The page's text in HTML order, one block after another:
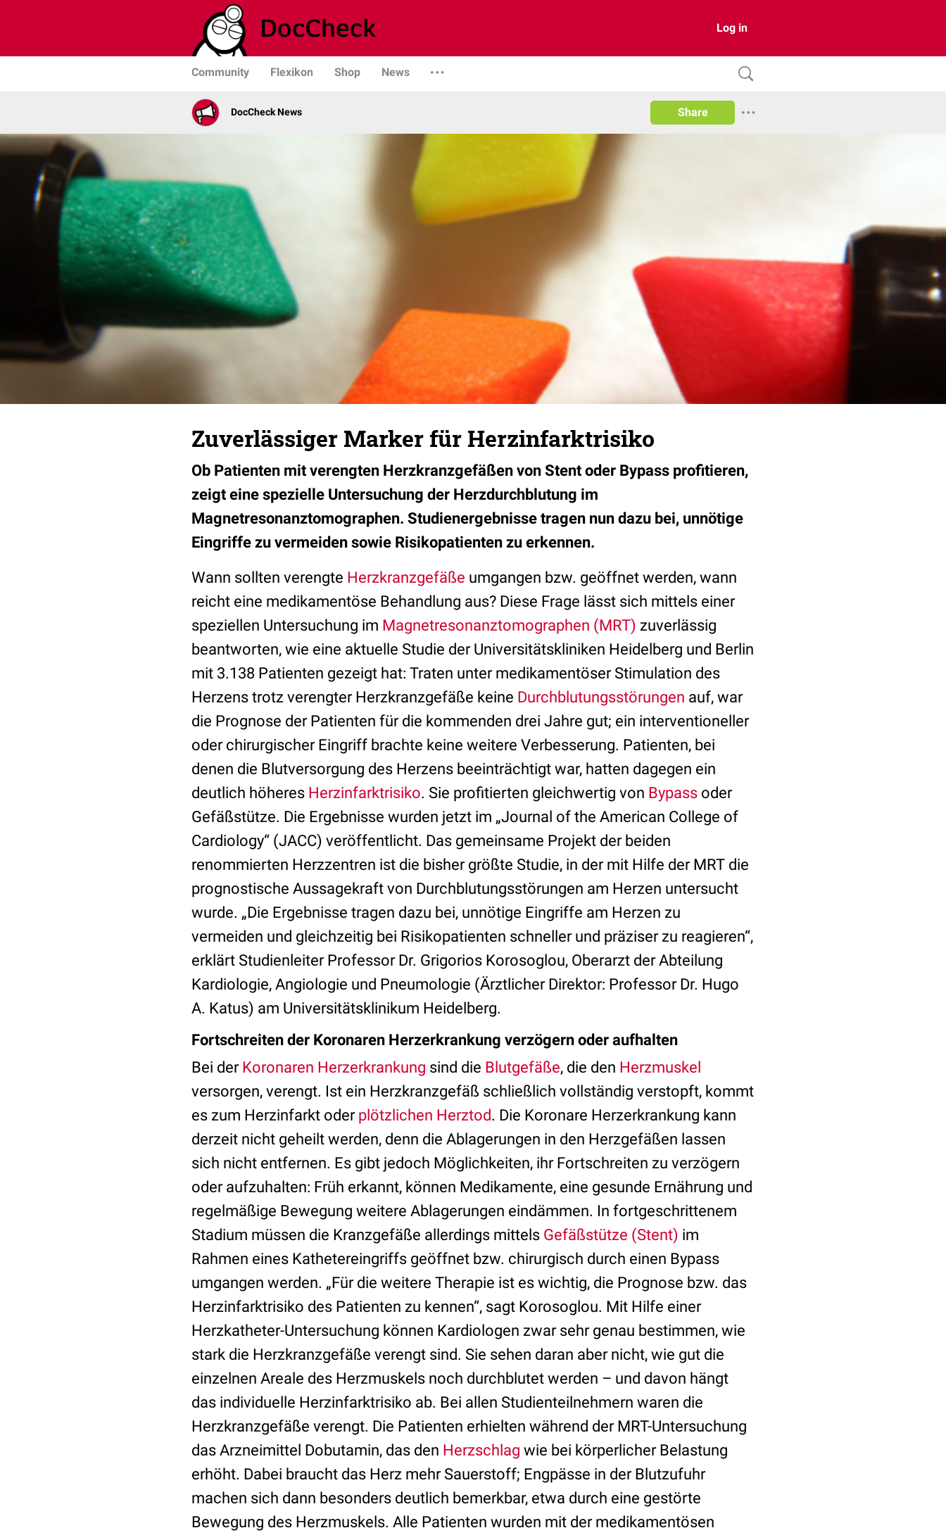
Log in
Community Flexikon Shop News
DocCheck News Share
Zuverlässiger Marker für Herzinfarktrisiko
Ob Patienten mit verengten Herzkranzgefäßen von Stent oder Bypass profitieren,
zeigt eine spezielle Untersuchung der Herzdurchblutung im
Magnetresonanztomographen. Studienergebnisse tragen nun dazu bei, unnötige
Eingriffe zu vermeiden sowie Risikopatienten zu erkennen.
Wann sollten verengte Herzkranzgefäße umgangen bzw. geöffnet werden, wann
reicht eine medikamentöse Behandlung aus? Diese Frage lässt sich mittels einer
speziellen Untersuchung im Magnetresonanztomographen (MRT) zuverlässig
beantworten, wie eine aktuelle Studie der Universitätskliniken Heidelberg und Berlin
mit 3.138 Patienten gezeigt hat: Traten unter medikamentöser Stimulation des
Herzens trotz verengter Herzkranzgefäße keine Durchblutungsstörungen auf, war
die Prognose der Patienten für die kommenden drei Jahre gut; ein interventioneller
oder chirurgischer Eingriff brachte keine weitere Verbesserung. Patienten, bei
denen die Blutversorgung des Herzens beeinträchtigt war, hatten dagegen ein
deutlich höheres Herzinfarktrisiko. Sie profitierten gleichwertig von Bypass oder
Gefäßstütze. Die Ergebnisse wurden jetzt im „Journal of the American College of
Cardiology“ (JACC) veröffentlicht. Das gemeinsame Projekt der beiden
renommierten Herzzentren ist die bisher größte Studie, in der mit Hilfe der MRT die
prognostische Aussagekraft von Durchblutungsstörungen am Herzen untersucht
wurde. „Die Ergebnisse tragen dazu bei, unnötige Eingriffe am Herzen zu
vermeiden und gleichzeitig bei Risikopatienten schneller und präziser zu reagieren“,
erklärt Studienleiter Professor Dr. Grigorios Korosoglou, Oberarzt der Abteilung
Kardiologie, Angiologie und Pneumologie (Ärztlicher Direktor: Professor Dr. Hugo
A. Katus) am Universitätsklinikum Heidelberg.
Fortschreiten der Koronaren Herzerkrankung verzögern oder aufhalten
Bei der Koronaren Herzerkrankung sind die Blutgefäße, die den Herzmuskel
versorgen, verengt. Ist ein Herzkranzgefäß schließlich vollständig verstopft, kommt
es zum Herzinfarkt oder plötzlichen Herztod. Die Koronare Herzerkrankung kann
derzeit nicht geheilt werden, denn die Ablagerungen in den Herzgefäßen lassen
sich nicht entfernen. Es gibt jedoch Möglichkeiten, ihr Fortschreiten zu verzögern
oder aufzuhalten: Früh erkannt, können Medikamente, eine gesunde Ernährung und
regelmäßige Bewegung weitere Ablagerungen eindämmen. In fortgeschrittenem
Stadium müssen die Kranzgefäße allerdings mittels Gefäßstütze (Stent) im
Rahmen eines Kathetereingriffs geöffnet bzw. chirurgisch durch einen Bypass
umgangen werden. „Für die weitere Therapie ist es wichtig, die Prognose bzw. das
Herzinfarktrisiko des Patienten zu kennen“, sagt Korosoglou. Mit Hilfe einer
Herzkatheter-Untersuchung können Kardiologen zwar sehr genau bestimmen, wie
stark die Herzkranzgefäße verengt sind. Sie sehen daran aber nicht, wie gut die
einzelnen Areale des Herzmuskels noch durchblutet werden – und davon hängt
das individuelle Herzinfarktrisiko ab. Bei allen Studienteilnehmern waren die
Herzkranzgefäße verengt. Die Patienten erhielten während der MRT-Untersuchung
das Arzneimittel Dobutamin, das den Herzschlag wie bei körperlicher Belastung
erhöht. Dabei braucht das Herz mehr Sauerstoff; Engpässe in der Blutzufuhr
machen sich dann besonders deutlich bemerkbar, etwa durch eine gestörte
Bewegung des Herzmuskels. Alle Patienten wurden mit der medikamentösen